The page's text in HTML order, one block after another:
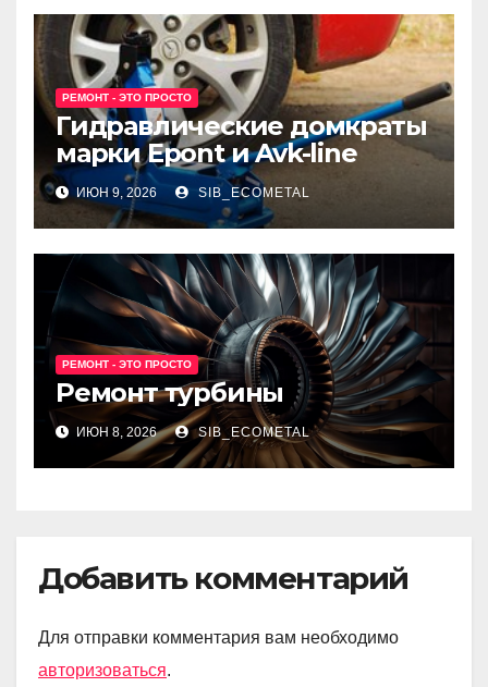
РЕМОНТ - ЭТО ПРОСТО
Гидравлические домкраты
марки Epont и Avk-line
ИЮН 9, 2026 SIB_ECOMETAL
РЕМОНТ - ЭТО ПРОСТО
Ремонт турбины
ИЮН 8, 2026 SIB_ECOMETAL
Добавить комментарий
Для отправки комментария вам необходимо
авторизоваться.